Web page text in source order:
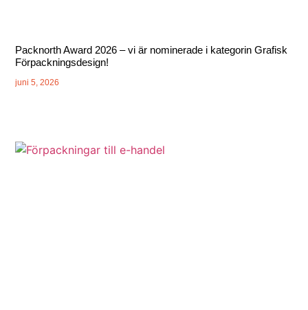
Packnorth Award 2026 – vi är nominerade i kategorin Grafisk
Förpackningsdesign!
juni 5, 2026